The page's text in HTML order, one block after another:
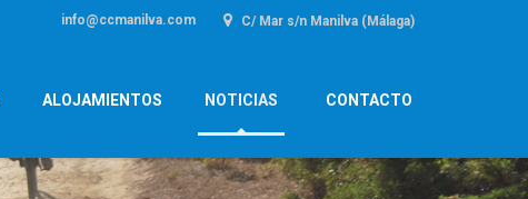
info@ccmanilva.com C/ Mar s/n Manilva (Málaga)
ALOJAMIENTOS NOTICIAS CONTACTO